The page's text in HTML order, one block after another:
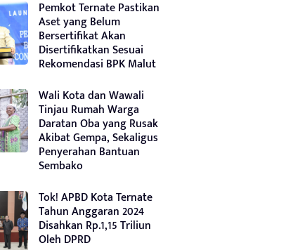
Pemkot Ternate Pastikan
Aset yang Belum
Bersertifikat Akan
Disertifikatkan Sesuai
Rekomendasi BPK Malut
Wali Kota dan Wawali
Tinjau Rumah Warga
Daratan Oba yang Rusak
Akibat Gempa, Sekaligus
Penyerahan Bantuan
Sembako
Tok! APBD Kota Ternate
Tahun Anggaran 2024
Disahkan Rp.1,15 Triliun
Oleh DPRD